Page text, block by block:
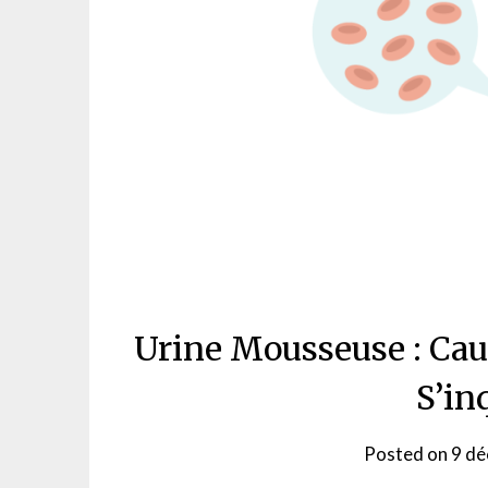
Urine Mousseuse :
Posted on 9